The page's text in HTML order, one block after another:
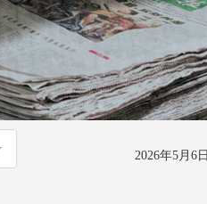
香港文匯報 2026年5月